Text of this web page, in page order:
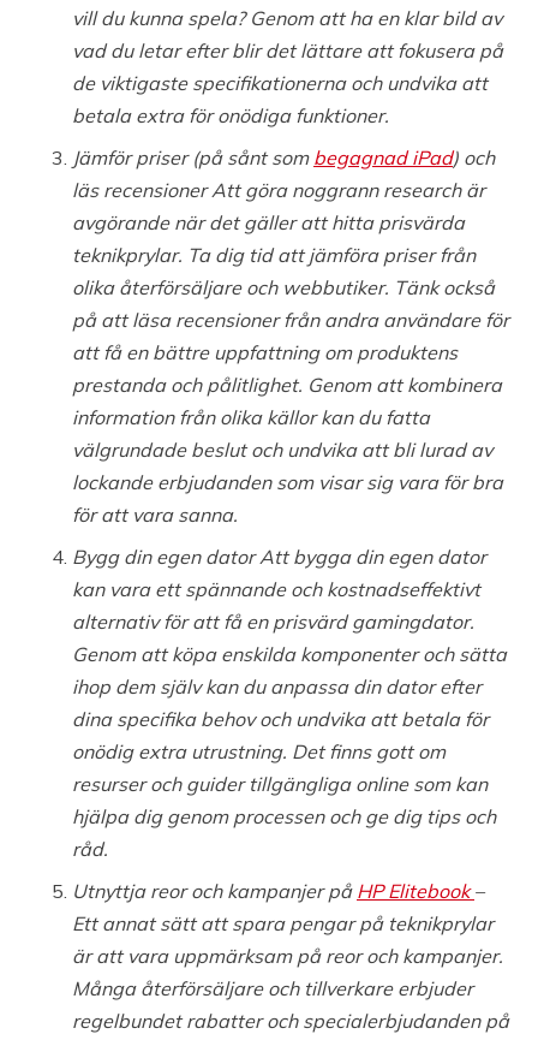
vill du kunna spela? Genom att ha en klar bild av
vad du letar efter blir det lättare att fokusera på
de viktigaste specifikationerna och undvika att
betala extra för onödiga funktioner.
Jämför priser (på sånt som begagnad iPad) och
läs recensioner Att göra noggrann research är
avgörande när det gäller att hitta prisvärda
teknikprylar. Ta dig tid att jämföra priser från
olika återförsäljare och webbutiker. Tänk också
på att läsa recensioner från andra användare för
att få en bättre uppfattning om produktens
prestanda och pålitlighet. Genom att kombinera
information från olika källor kan du fatta
välgrundade beslut och undvika att bli lurad av
lockande erbjudanden som visar sig vara för bra
för att vara sanna.
Bygg din egen dator Att bygga din egen dator
kan vara ett spännande och kostnadseffektivt
alternativ för att få en prisvärd gamingdator.
Genom att köpa enskilda komponenter och sätta
ihop dem själv kan du anpassa din dator efter
dina specifika behov och undvika att betala för
onödig extra utrustning. Det finns gott om
resurser och guider tillgängliga online som kan
hjälpa dig genom processen och ge dig tips och
råd.
Utnyttja reor och kampanjer på HP Elitebook–
Ett annat sätt att spara pengar på teknikprylar
är att vara uppmärksam på reor och kampanjer.
Många återförsäljare och tillverkare erbjuder
regelbundet rabatter och specialerbjudanden på